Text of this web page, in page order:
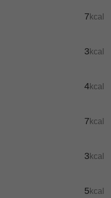
7 kcal
3 kcal
4kcal
7 kcal
3 kcal
5 kcal